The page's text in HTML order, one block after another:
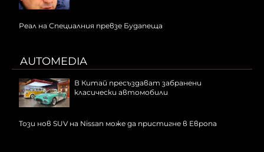
Реал на Специалния превзе Будапеща
AUTOMEDIA
В Китай пресъздават забранени
класически автомобили
Този нов SUV на Nissan може да пристигне в Европа